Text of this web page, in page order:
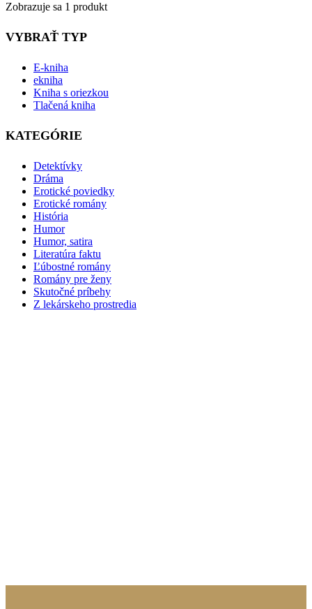
Zobrazuje sa 1 produkt
VYBRAŤ TYP
E-kniha
ekniha
Kniha s oriezkou
Tlačená kniha
KATEGÓRIE
Detektívky
Dráma
Erotické poviedky
Erotické romány
História
Humor
Humor, satira
Literatúra faktu
Ľúbostné romány
Romány pre ženy
Skutočné príbehy
Z lekárskeho prostredia